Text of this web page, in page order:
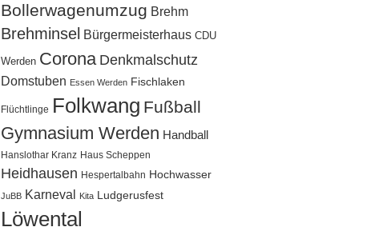
Bollerwagenumzug Brehm
Brehminsel Bürgermeisterhaus CDU
Werden Corona Denkmalschutz
Domstuben Essen Werden Fischlaken
Flüchtlinge Folkwang Fußball
Gymnasium Werden Handball
Hanslothar Kranz Haus Scheppen
Heidhausen Hespertalbahn Hochwasser
JuBB Karneval Kita Ludgerusfest
Löwental